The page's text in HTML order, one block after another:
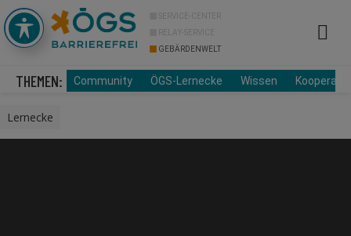
SERVICE-CENTER
RELAY-SERVICE
GEBÄRDENWELT
THEMEN: Community ÖGS-Lernecke Wissen
Lernecke